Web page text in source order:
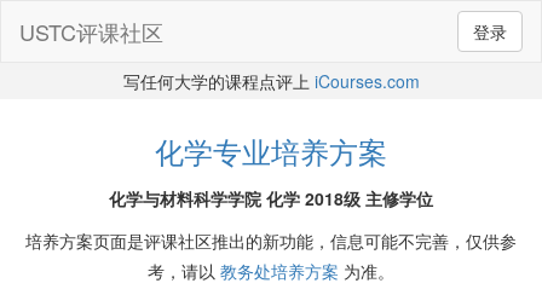
登录
USTC评课社区
写任何大学的课程点评上 iCourses.com
化学专业培养方案
化学与材料科学学院 化学 2018级 主修学位
培养方案页面是评课社区推出的新功能，信息可能不完善，仅供参
考，请以 教务处培养方案 为准。